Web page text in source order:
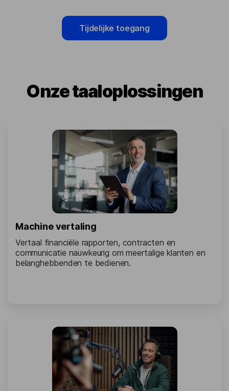
Tijdelijke toegang
Onze taaloplossingen
Machine vertaling
Vertaal financiële rapporten, contracten en
communicatie nauwkeurig om meertalige klanten en
belanghebbenden te bedienen.